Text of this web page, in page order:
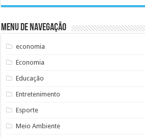
Menu de Navegação
economia
Economia
Educação
Entretenimento
Esporte
Meio Ambiente